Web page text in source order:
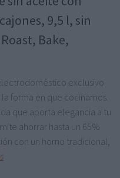
9,5 l, sin
Bake,
exclusivo
forma en que cocinamos.
que aporta elegancia a tu
ahorrar hasta un 65%
con un horno tradicional,